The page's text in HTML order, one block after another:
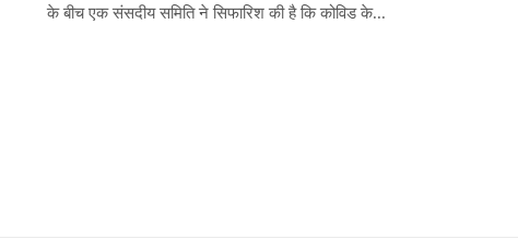
के बीच एक संसदीय समिति ने सिफारिश की है कि कोविड के...